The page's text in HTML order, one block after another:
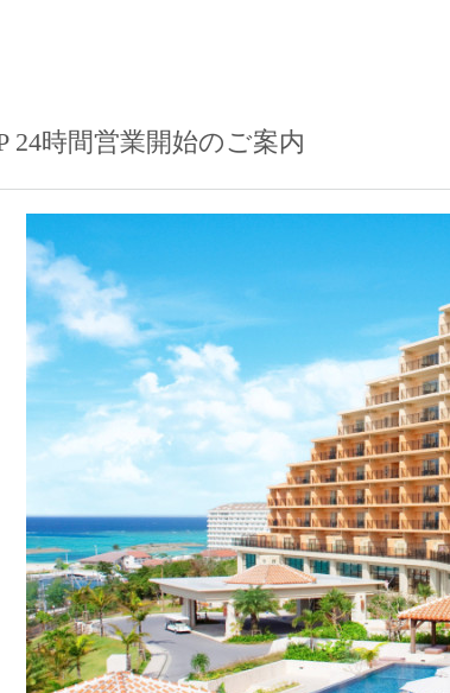
24時間営業開始のご案内